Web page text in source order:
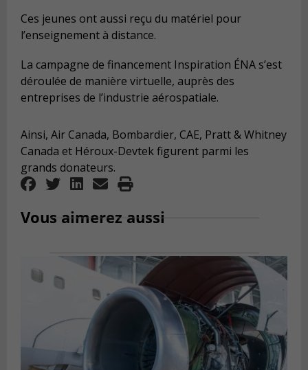
Ces jeunes ont aussi reçu du matériel pour
l’enseignement à distance.
La campagne de financement Inspiration ÉNA s’est
déroulée de manière virtuelle, auprès des
entreprises de l’industrie aérospatiale.
Ainsi, Air Canada, Bombardier, CAE, Pratt & Whitney
Canada et Héroux-Devtek figurent parmi les
grands donateurs.
Vous aimerez aussi